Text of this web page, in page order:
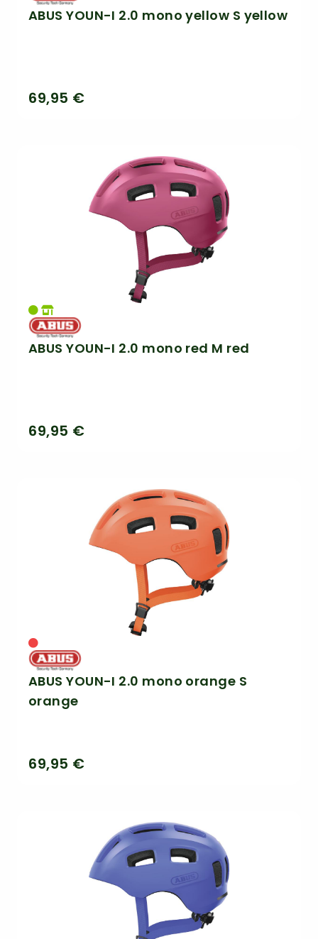
ABUS YOUN-I 2.0 mono yellow S yellow
69,95 €
ABUS YOUN-I 2.0 mono red M red
69,95 €
ABUS YOUN-I 2.0 mono orange S
orange
69,95 €